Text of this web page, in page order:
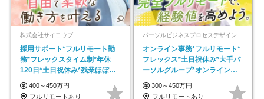
株式会社サイヨウブ
採用サポート*フルリモート勤
務*フレックスタイム制*年休
120日*土日祝休み*残業ほぼな
し*育児中社員8割以上
400～450万円
フルリモートあり
パーソルビジネスプロセスデザイン株式会社 事業開発本部
オンライン事務*フルリモート*
フレックス*土日祝休み*大手パ
ーソルグループ*オンライン面
接*30～40代活躍中
300～450万円
フルリモートあり